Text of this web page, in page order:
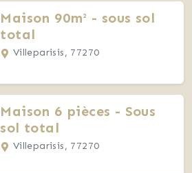
Maison 90m² - sous sol
total
Villeparisis, 77270
Maison 6 pièces - Sous
sol total
Villeparisis, 77270